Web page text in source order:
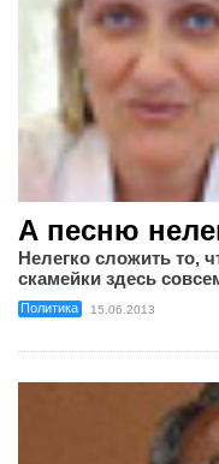
А песню
Нелегко сложить то,
скамейки здесь
Политика 15.06.2013